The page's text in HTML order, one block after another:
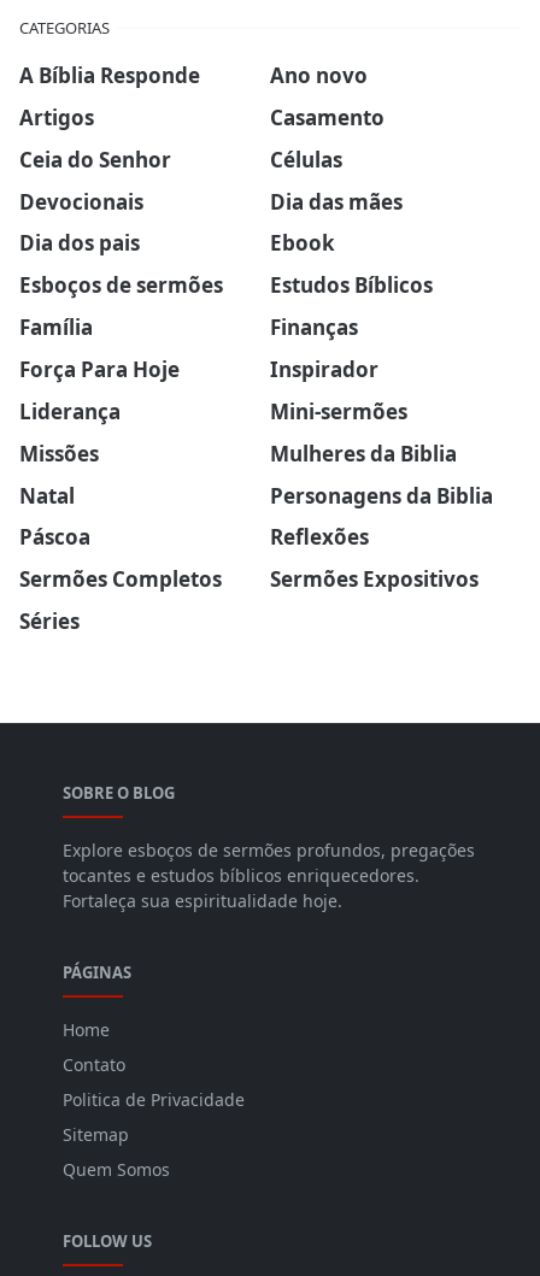
CATEGORIAS
A Bíblia Responde
Ano novo
Artigos
Casamento
Ceia do Senhor
Células
Devocionais
Dia das mães
Dia dos pais
Ebook
Esboços de sermões
Estudos Bíblicos
Família
Finanças
Força Para Hoje
Inspirador
Liderança
Mini-sermões
Missões
Mulheres da Biblia
Natal
Personagens da Biblia
Páscoa
Reflexões
Sermões Completos
Sermões Expositivos
Séries
SOBRE O BLOG
Explore esboços de sermões profundos, pregações
tocantes e estudos bíblicos enriquecedores.
Fortaleça sua espiritualidade hoje.
PÁGINAS
Home
Contato
Politica de Privacidade
Sitemap
Quem Somos
FOLLOW US